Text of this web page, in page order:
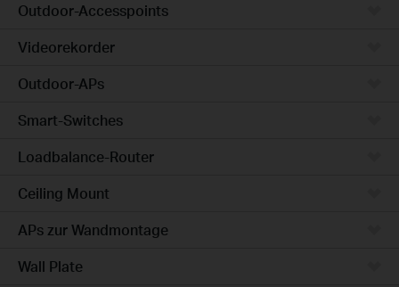
Outdoor-Accesspoints
Videorekorder
Outdoor-APs
Smart-Switches
Loadbalance-Router
Ceiling Mount
APs zur Wandmontage
Wall Plate